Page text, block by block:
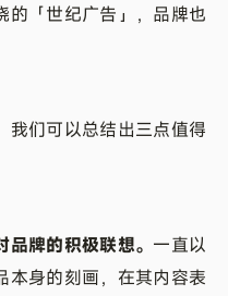
的「世纪广告」，品牌也
我们可以总结出三点值得
牌的积极联想。 一直以
本身的刻画，在其内容表